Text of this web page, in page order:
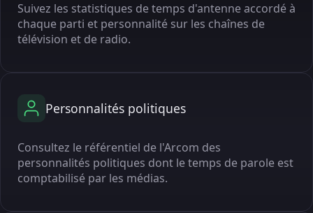
Suivez les statistiques de temps d'antenne accordé à
chaque parti et personnalité sur les chaînes de
télévision et de radio.
Personnalités politiques
Consultez le référentiel de l'Arcom des
personnalités politiques dont le temps de parole est
comptabilisé par les médias.